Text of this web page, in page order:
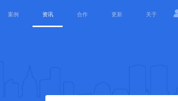
案例 资讯 合作 更新 关于